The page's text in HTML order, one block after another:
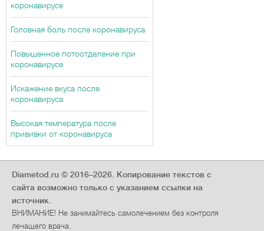
коронавирусе
Головная боль после коронавируса
Повышенное потоотделение при
коронавирусе
Искажение вкуса после
коронавируса
Высокая температура после
прививки от коронавируса
Diametod.ru © 2016–2026. Копирование текстов с
сайта возможно только с указанием ссылки на
источник.
ВНИМАНИЕ! Не занимайтесь самолечением без контроля
лечащего врача.